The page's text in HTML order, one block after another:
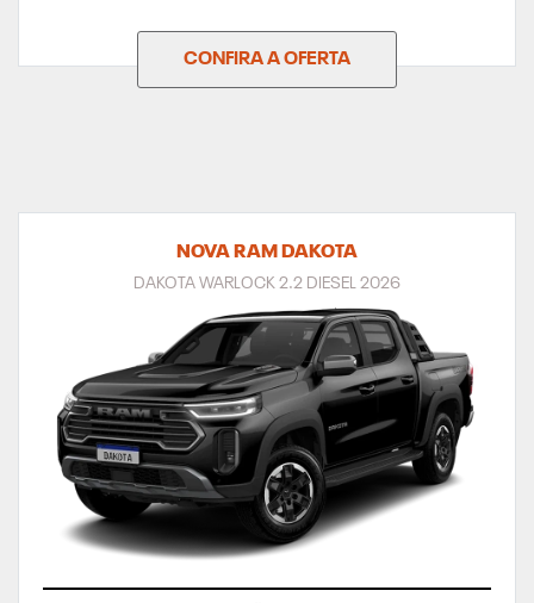
CONFIRA A OFERTA
NOVA RAM DAKOTA
DAKOTA WARLOCK 2.2 DIESEL 2026